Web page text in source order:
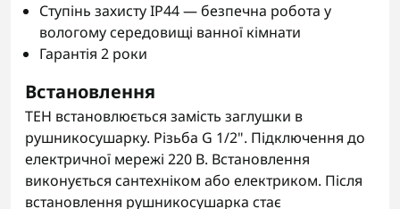
Ступінь захисту IP44 — безпечна робота у
вологому середовищі ванної кімнати
Гарантія 2 роки
Встановлення
ТЕН встановлюється замість заглушки в
рушникосушарку. Різьба G 1/2". Підключення до
електричної мережі 220 В. Встановлення
виконується сантехніком або електриком. Після
встановлення рушникосушарка стає